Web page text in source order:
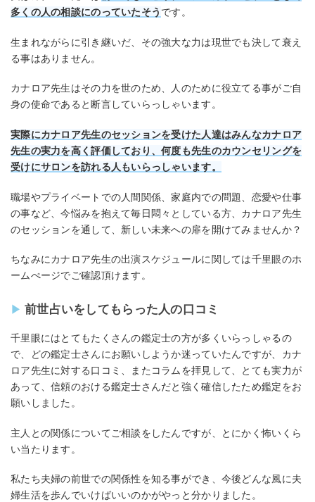
多くの人の相談にのっていたそう です。
生まれながらに引き継いだ、その強大な力は現世でも決して衰え
る事はありません。
カナロア先生はその力を世のため、人のために役立てる事がご自
身の使命であると断言していらっしゃいます。
実際にカナロア先生のセッションを受けた人達はみんなカナロア
先生の実力を高く評価しており、何度も先生のカウンセリングを
受けにサロンを訪れる人もいらっしゃいます。
職場やプライベートでの人間関係、家庭内での問題、恋愛や仕事
の事など、今悩みを抱えて毎日悶々としている方、カナロア先生
のセッションを通して、新しい未来への扉を開けてみませんか？
ちなみにカナロア先生の出演スケジュールに関しては千里眼のホ
ームぺージでご確認頂けます。
前世占いをしてもらった人の口コミ
千里眼にはとてもたくさんの鑑定士の方が多くいらっしゃるの
で、どの鑑定士さんにお願いしようか迷っていたんですが、カナ
ロア先生に対する口コミ、またコラムを拝見して、とても実力が
あって、信頼のおける鑑定士さんだと強く確信したため鑑定をお
願いしました。
主人との関係についてご相談をしたんですが、とにかく怖いくら
い当たります。
私たち夫婦の前世での関係性を知る事ができ、今後どんな風に夫
婦生活を歩んでいけばいいのかがやっと分かりました。